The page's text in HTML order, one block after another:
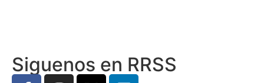
Siguenos en RRSS